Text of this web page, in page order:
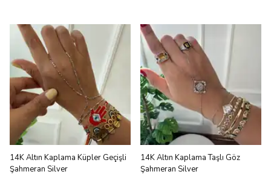
14K Altın Kaplama Küpler Geçişli
Şahmeran Silver
14K Altın Kaplama Taşlı Göz
Şahmeran Silver